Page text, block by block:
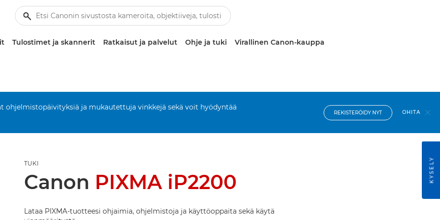
Tulostimet ja skannerit Ratkaisut ja palvelut Ohje ja tuki Virallinen Canon-kauppa
ohjelmistopäivityksiä ja mukautettuja vinkkejä sekä voit hyödyntää
REKISTERÖIDY NYT OHITA
TUKI
Canon PIXMA iP2200
Lataa PIXMA-tuotteesi ohjaimia, ohjelmistoja ja käyttöoppaita sekä käytä
KYSELY